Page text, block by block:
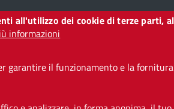
all'utilizzo dei cookie di terze parti,
informazioni
il funzionamento e la